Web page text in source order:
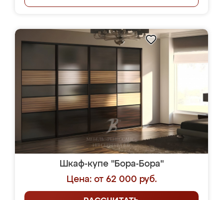
Шкаф-купе "Бора-Бора"
Цена: от 62 000 руб.